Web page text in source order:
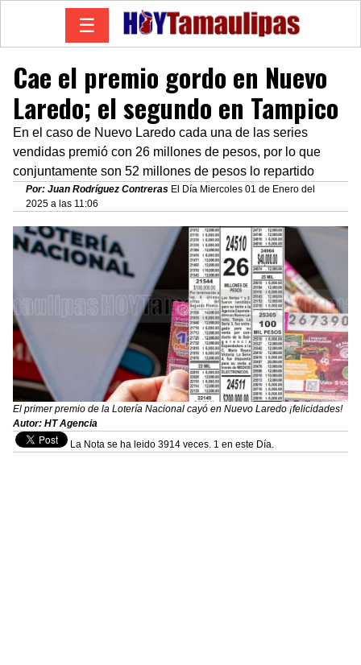
☰
Cae el premio gordo en Nuevo
Laredo; el segundo en Tampico
En el caso de Nuevo Laredo cada una de las series
vendidas premió con 26 millones de pesos, por lo que
conjuntamente son 52 millones de pesos lo repartido
Por: Juan Rodríguez Contreras El Día Miercoles 01 de Enero del
2025 a las 11:06
El primer premio de la Lotería Nacional cayó en Nuevo Laredo ¡felicidades!
Autor: HT Agencia
La Nota se ha leido 3914 veces. 1 en este Día.